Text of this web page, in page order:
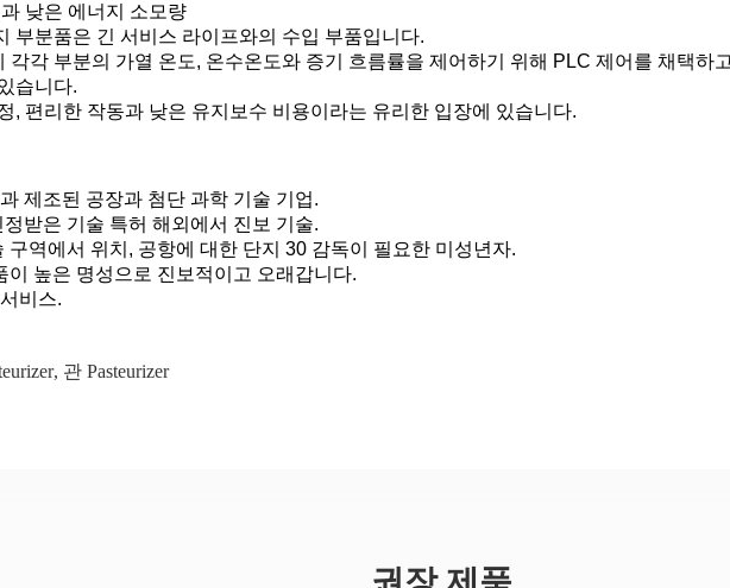
낮은 에너지 소모량
부분품은 긴 서비스 라이프와의 수입 부품입니다.
각각 부분의 가열 온도, 온수온도와 증기 흐름률을 제어하기 위해 PLC 제어를 채택하
습니다.
, 편리한 작동과 낮은 유지보수 비용이라는 유리한 입장에 있습니다.
제조된 공장과 첨단 과학 기술 기업.
받은 기술 특허 해외에서 진보 기술.
구역에서 위치, 공항에 대한 단지 30 감독이 필요한 미성년자.
이 높은 명성으로 진보적이고 오래갑니다.
비스.
, 관 Pasteurizer